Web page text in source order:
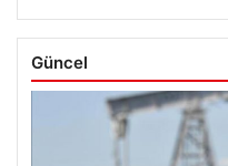
Güncel